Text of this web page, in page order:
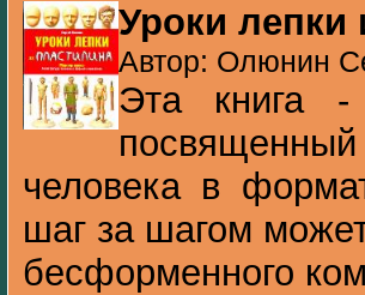
Уроки лепки
Автор: Олюнин
Эта книга -
человека в
шаг за шагом
бесформенного